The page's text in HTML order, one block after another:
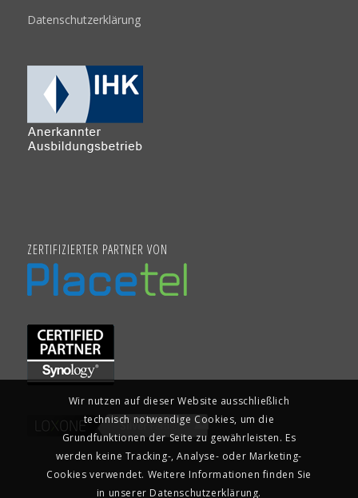
Datenschutzerklärung
ZERTIFIZIERTER PARTNER VON
Wir nutzen auf dieser Website ausschließlich
technisch notwendige Cookies, um die
Grundfunktionen der Seite zu gewährleisten. Es
werden keine Tracking-, Analyse- oder Marketing-
Cookies verwendet. Weitere Informationen finden Sie
in unserer Datenschutzerklärung.